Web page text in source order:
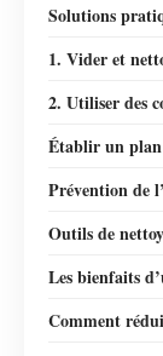
Solutions
1. Vider et
2. Utiliser des
Établir un plan
Prévention de
Outils de
Les bienfaits
Comment